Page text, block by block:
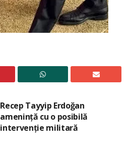
Recep Tayyip Erdoğan
amenință cu o posibilă
intervenție militară